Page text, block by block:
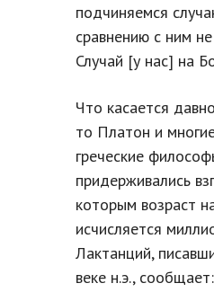
подчиняемся
сравнению с ним
Случай [у нас] на
Что касается
то Платон и
греческие
придерживались
которым возраст
исчисляется
Лактанций,
веке н.э., сообщает: